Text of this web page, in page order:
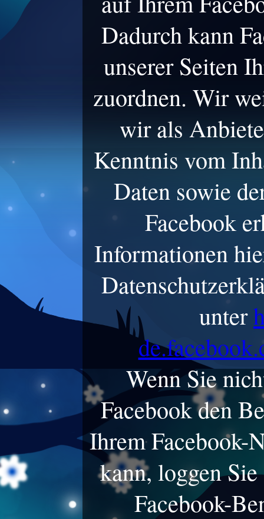
Dadurch kann
unserer Seiten
zuordnen. Wir
wir als
Kenntnis vom
Daten sowie
Facebook
Informationen
unter
Wenn Sie
Facebook den
Ihrem Facebook-
kann, loggen
Facebook-